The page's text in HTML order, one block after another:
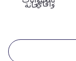
وافايحانة